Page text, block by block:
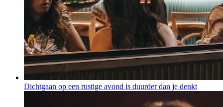
Dichtgaan op een rustige avond is duurder dan je denkt